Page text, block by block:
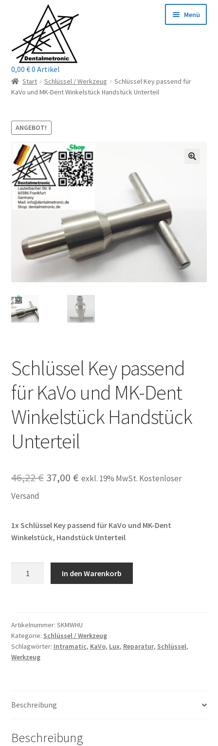
Navigation
springen
springen
Menü
Home
Mein Konto / Login
Kontakt
Reparaturservice
Wichtige Infos
Unsere Firma
Warenkorb
Stellenangebote
0,00 €0 Artikel
Start Schlüssel / Werkzeug
Schlüssel Key passend für
KaVo und MK-Dent Winkelstück Handstück Unterteil
ANGEBOT!
Schlüssel Key passend
für KaVo und MK-Dent
Winkelstück Handstück
Unterteil
46,22€ Ursprünglicher
46,22 €
37,00 €Aktueller
37,00 €.
exkl. 19% MwSt. Kostenloser
Versand
1x Schlüssel Key passend für KaVo und MK-Dent
Winkelstück, Handstück Unterteil
und
MK-
Dent
Menge
In den Warenkorb
Artikelnummer: SKMWHU
Kategorie: Schlüssel / Werkzeug
Schlagwörter: Intramatic, KaVo, Lux, Reparatur, Schlüssel,
Werkzeug
Beschreibung
Beschreibung